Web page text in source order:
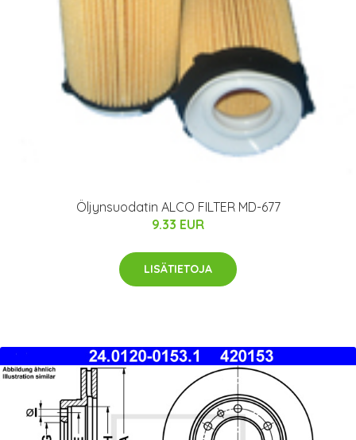
Öljynsuodatin ALCO FILTER MD-677
9.33 EUR
LISÄTIETOJA